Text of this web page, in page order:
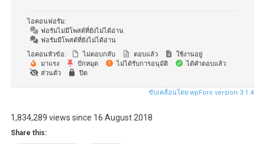
ไอคอนฟอรัม:
ฟอรัมไม่มีโพสต์ที่ยังไม่ได้อ่าน
ฟอรัมมีโพสต์ที่ยังไม่ได้อ่าน
ไอคอนหัวข้อ:
ไม่ตอบกลับ ตอบแล้ว
ใช้งานอยู่
มาแรง
ปักหมุด ไม่ได้รับการอนุมัติ
ได้คำตอบแล้ว
ส่วนตัว
ปิด
ขับเคลื่อนโดย wpForo version 3.1.4
1,834,289 views since 16 August 2018
Share this: